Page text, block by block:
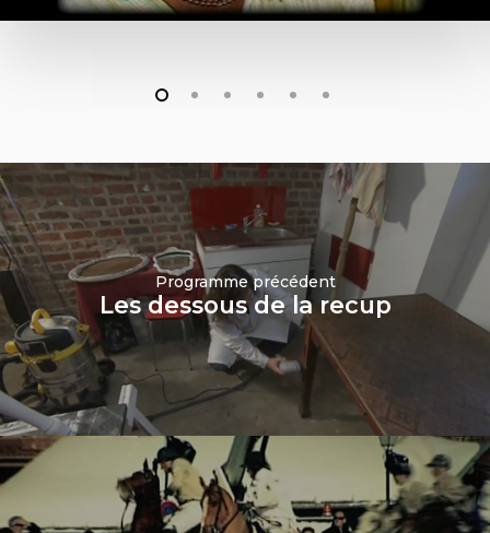
Programme précédent
Les dessous de la recup